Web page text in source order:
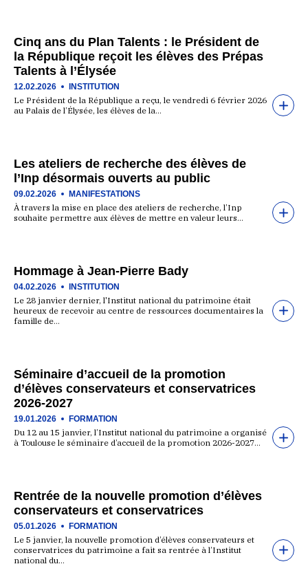
Cinq ans du Plan Talents : le Président de
la République reçoit les élèves des Prépas
Talents à l’Élysée
12.02.2026 INSTITUTION
Le Président de la République a reçu, le vendredi 6 février 2026
au Palais de l’Élysée, les élèves de la…
Les ateliers de recherche des élèves de
l’Inp désormais ouverts au public
09.02.2026 MANIFESTATIONS
À travers la mise en place des ateliers de recherche, l’Inp
souhaite permettre aux élèves de mettre en valeur leurs…
Hommage à Jean-Pierre Bady
04.02.2026 INSTITUTION
Le 28 janvier dernier, l'Institut national du patrimoine était
heureux de recevoir au centre de ressources documentaires la
famille de…
Séminaire d’accueil de la promotion
d’élèves conservateurs et conservatrices
2026-2027
19.01.2026 FORMATION
Du 12 au 15 janvier, l’Institut national du patrimoine a organisé
à Toulouse le séminaire d’accueil de la promotion 2026-2027…
Rentrée de la nouvelle promotion d’élèves
conservateurs et conservatrices
05.01.2026 FORMATION
Le 5 janvier, la nouvelle promotion d’élèves conservateurs et
conservatrices du patrimoine a fait sa rentrée à l’Institut
national du…